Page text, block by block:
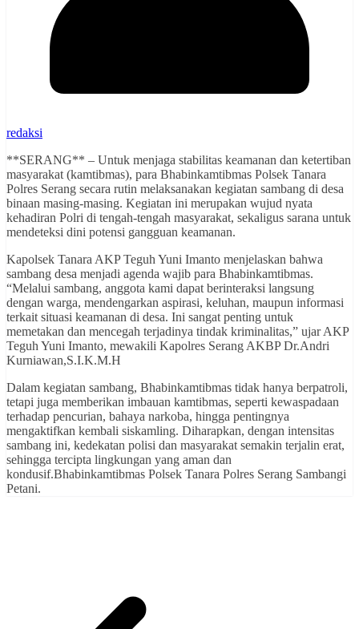
redaksi
**SERANG** – Untuk menjaga stabilitas keamanan dan ketertiban
masyarakat (kamtibmas), para Bhabinkamtibmas Polsek Tanara
Polres Serang secara rutin melaksanakan kegiatan sambang di desa
binaan masing-masing. Kegiatan ini merupakan wujud nyata
kehadiran Polri di tengah-tengah masyarakat, sekaligus sarana untuk
mendeteksi dini potensi gangguan keamanan.
Kapolsek Tanara AKP Teguh Yuni Imanto menjelaskan bahwa
sambang desa menjadi agenda wajib para Bhabinkamtibmas.
“Melalui sambang, anggota kami dapat berinteraksi langsung
dengan warga, mendengarkan aspirasi, keluhan, maupun informasi
terkait situasi keamanan di desa. Ini sangat penting untuk
memetakan dan mencegah terjadinya tindak kriminalitas,” ujar AKP
Teguh Yuni Imanto, mewakili Kapolres Serang AKBP Dr.Andri
Kurniawan,S.I.K.M.H
Dalam kegiatan sambang, Bhabinkamtibmas tidak hanya berpatroli,
tetapi juga memberikan imbauan kamtibmas, seperti kewaspadaan
terhadap pencurian, bahaya narkoba, hingga pentingnya
mengaktifkan kembali siskamling. Diharapkan, dengan intensitas
sambang ini, kedekatan polisi dan masyarakat semakin terjalin erat,
sehingga tercipta lingkungan yang aman dan
kondusif.Bhabinkamtibmas Polsek Tanara Polres Serang Sambangi
Petani.